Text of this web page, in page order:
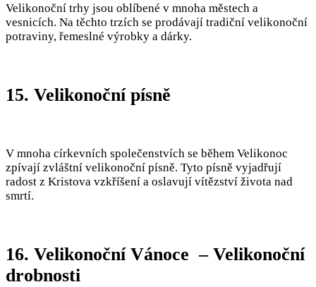
Velikonoční trhy jsou oblíbené v mnoha městech a
vesnicích. Na těchto trzích se prodávají tradiční velikonoční
potraviny, řemeslné výrobky a dárky.
15. Velikonoční písně
V mnoha církevních společenstvích se během Velikonoc
zpívají zvláštní velikonoční písně. Tyto písně vyjadřují
radost z Kristova vzkříšení a oslavují vítězství života nad
smrtí.
16. Velikonoční Vánoce – Velikonoční
drobnosti